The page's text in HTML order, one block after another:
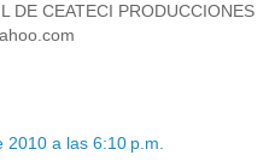
DE CEATECI PRODUCCIONES
2010 a las 6:10 p.m.